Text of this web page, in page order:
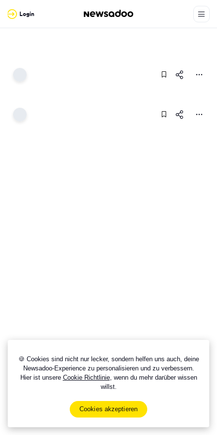
🍪 Cookies sind nicht nur lecker, sondern helfen uns auch, deine
Newsadoo-Experience zu personalisieren und zu verbessern.
Hier ist unsere Cookie Richtlinie, wenn du mehr darüber wissen
willst.
Cookies akzeptieren
Login